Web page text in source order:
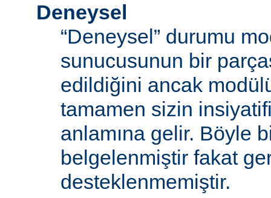
Deneysel
“Deneysel” durumu
sunucusunun bir
edildiğini ancak
tamamen sizin
anlamına gelir. Böyle
belgelenmiştir fakat
desteklenmemiştir.